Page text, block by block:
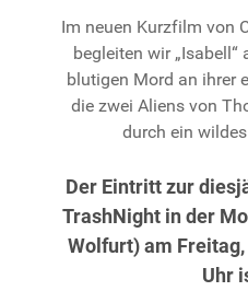
Im neuen Kurzfilm von
begleiten wir „Isabell“
blutigen Mord an ihrer
die zwei Aliens von
durch ein
Der Eintritt zur
TrashNight in der
Wolfurt) am
Uhr